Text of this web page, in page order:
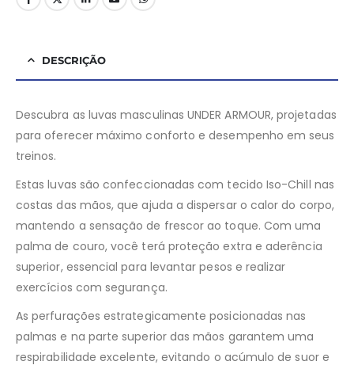
DESCRIÇÃO
Descubra as luvas masculinas UNDER ARMOUR, projetadas
para oferecer máximo conforto e desempenho em seus
treinos.
Estas luvas são confeccionadas com tecido Iso-Chill nas
costas das mãos, que ajuda a dispersar o calor do corpo,
mantendo a sensação de frescor ao toque. Com uma
palma de couro, você terá proteção extra e aderência
superior, essencial para levantar pesos e realizar
exercícios com segurança.
As perfurações estrategicamente posicionadas nas
palmas e na parte superior das mãos garantem uma
respirabilidade excelente, evitando o acúmulo de suor e